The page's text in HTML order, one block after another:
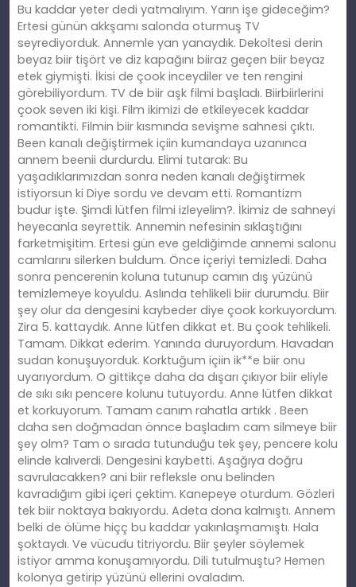
Bu kaddar yeter dedi yatmalıyım. Yarın işe gideceğim?
Ertesi günün akkşamı salonda oturmuş TV
seyrediyorduk. Annemle yan yanaydık. Dekoltesi derin
beyaz biir tişört ve diz kapağını biiraz geçen biir beyaz
etek giymişti. İkisi de çook inceydiler ve ten rengini
görebiliyordum. TV de biir aşk filmi başladı. Biirbiirlerini
çook seven iki kişi. Film ikimizi de etkileyecek kaddar
romantikti. Filmin biir kısmında sevişme sahnesi çıktı.
Been kanalı değiştirmek içiin kumandaya uzanınca
annem beenii durdurdu. Elimi tutarak: Bu
yaşadıklarımızdan sonra neden kanalı değiştirmek
istiyorsun ki Diye sordu ve devam etti. Romantizm
budur işte. Şimdi lütfen filmi izleyelim?. İkimiz de sahneyi
heyecanla seyrettik. Annemin nefesinin sıklaştığını
farketmişitim. Ertesi gün eve geldiğimde annemi salonu
camlarını silerken buldum. Önce içeriyi temizledi. Daha
sonra pencerenin koluna tutunup camın dış yüzünü
temizlemeye koyuldu. Aslında tehlikeli biir durumdu. Biir
şey olur da dengesini kaybeder diye çook korkuyordum.
Zira 5. kattaydık. Anne lütfen dikkat et. Bu çook tehlikeli.
Tamam. Dikkat ederim. Yanında duruyordum. Havadan
sudan konuşuyorduk. Korktuğum içiin ik**e biir onu
uyarıyordum. O gittikçe daha da dışarı çıkıyor biir eliyle
de sıkı sıkı pencere kolunu tutuyordu. Anne lütfen dikkat
et korkuyorum. Tamam canım rahatla artıkk . Been
daha sen doğmadan önnce başladım cam silmeye biir
şey olm? Tam o sırada tutunduğu tek şey, pencere kolu
elinde kalıverdi. Dengesini kaybetti. Aşağıya doğru
savrulacakken? ani biir refleksle onu belinden
kavradığım gibi içeri çektim. Kanepeye oturdum. Gözleri
tek biir noktaya bakıyordu. Adeta dona kalmıştı. Annem
belki de ölüme hiçç bu kaddar yakınlaşmamıştı. Hala
şoktaydı. Ve vücudu titriyordu. Biir şeyler söylemek
istiyor amma konuşamıyordu. Dili tutulmuştu? Hemen
kolonya getirip yüzünü ellerini ovaladım.